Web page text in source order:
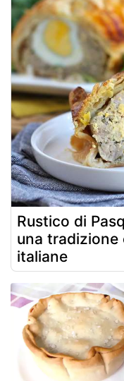
Rustico di
una tradizione
italiane